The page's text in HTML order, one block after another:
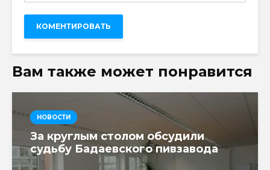
Вам также может понравится
НОВОСТИ
За круглым столом обсудили
судьбу Бадаевского пивзавода